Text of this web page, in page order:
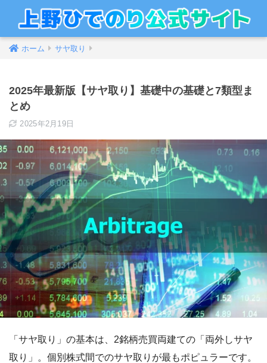
ホーム サヤ取り
2025年最新版【サヤ取り】基礎中の基礎と7類型ま
とめ
2025年2月19日
「サヤ取り」の基本は、2銘柄売買両建ての「両外しサヤ
取り」。個別株式間でのサヤ取りが最もポピュラーです。